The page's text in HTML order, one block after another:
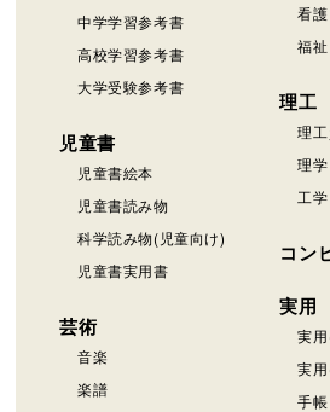
中学学習参考書
高校学習参考書
大学受験参考書
児童書
児童書絵本
児童書読み物
科学読み物(児童向け)
児童書実用書
芸術
音楽
楽譜
看護
福祉
理工
理
理学
工学
コン
実用
実
実
手